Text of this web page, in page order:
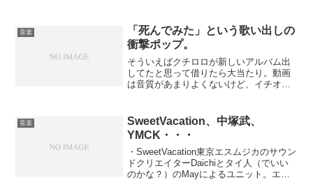
こういう雰囲気の曲はキリンジ以外との
コラボではやれない...
音楽
「死んでみた」という歌い出しの
衝撃ポップ。
そういえばクチロロが新しいアルバム出
してたと思って借りたら大当たり。動画
は音質があまりよくないけど、イチオシ
も色んな音が使ってあって曲の変化も多
彩で楽しい。 ...
音楽
SweetVacation、中塚武、
YMCK・・・
・SweetVacation東京エスムジカのサウン
ドクリエイターDaichiとタイ人（でいい
のかな？）のMayによるユニット。エレ